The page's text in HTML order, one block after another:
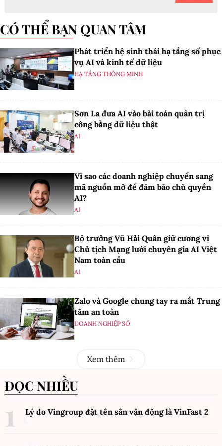
CÓ THỂ BẠN QUAN TÂM
Phát triển hệ sinh thái hạ tầng số phục
vụ AI và kinh tế dữ liệu
HẠ TẦNG THÔNG MINH
Sơn La đưa AI vào bài toán quản trị
công bằng dữ liệu thật
AI
Vì sao các doanh nghiệp chuyển sang
mã nguồn mở để đảm bảo chủ quyền
AI?
AI
Bộ trưởng Vũ Hải Quân giữ cương vị
Chủ tịch Mạng lưới chuyên gia AI Việt
Nam toàn cầu
AI
Zalo và Google chung tay ra mắt Trung
tâm an toàn
DOANH NGHIỆP SỐ
Xem thêm
ĐỌC NHIỀU
Lý do Vingroup đặt tên sân vận động là VinFast 2